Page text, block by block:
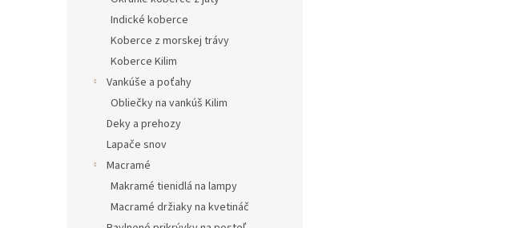
Indické koberce
Koberce z morskej trávy
Koberce Kilim
Vankúše a poťahy
Obliečky na vankúš Kilim
Deky a prehozy
Lapače snov
Macramé
Makramé tienidlá na lampy
Macramé držiaky na kvetináč